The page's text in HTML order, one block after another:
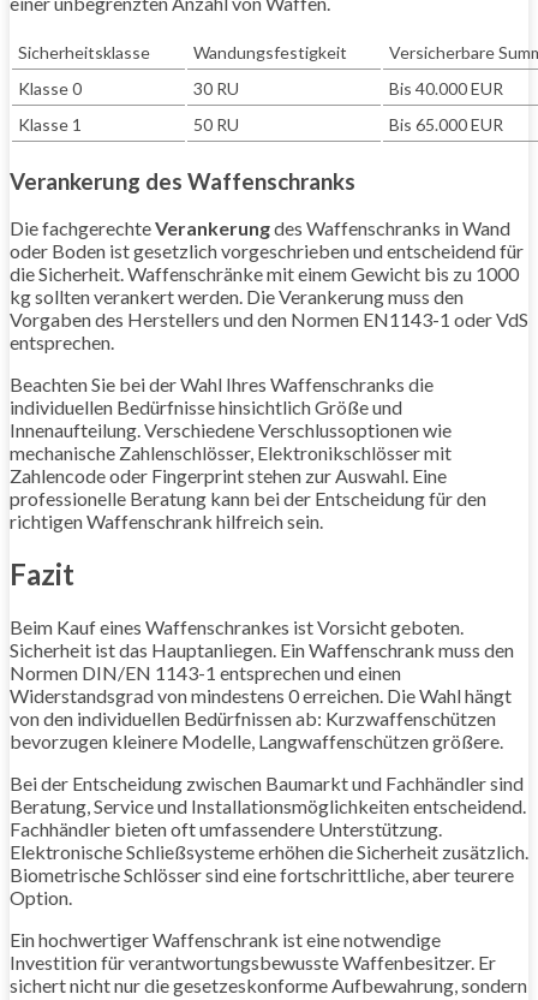
Sicherheitsklasse Wandungsfestigkeit
Versicherbare
Klasse 0
30 RU
Bis 40.000 EUR
Klasse 1
50 RU Bis 65.000 EUR
Verankerung des Waffenschranks
Die fachgerechteVerankerungdes Waffenschranks in Wand
oder Boden ist gesetzlich vorgeschrieben und entscheidend für
die Sicherheit. Waffenschränke mit einem Gewicht bis zu 1000
kg sollten verankert werden. Die Verankerung muss den
Vorgaben des Herstellers und den Normen EN1143-1 oder VdS
entsprechen.
Beachten Sie bei der Wahl Ihres Waffenschranks die
individuellen Bedürfnisse hinsichtlich Größe und
Innenaufteilung. Verschiedene Verschlussoptionen wie
mechanische Zahlenschlösser, Elektronikschlösser mit
Zahlencode oder Fingerprint stehen zur Auswahl. Eine
professionelle Beratung kann bei der Entscheidung für den
richtigen Waffenschrank hilfreich sein.
Fazit
Beim Kauf eines Waffenschrankes ist Vorsicht geboten.
Sicherheit ist das Hauptanliegen. Ein Waffenschrank muss den
Normen DIN/EN 1143-1 entsprechen und einen
Widerstandsgrad von mindestens 0 erreichen. Die Wahl hängt
von den individuellen Bedürfnissen ab: Kurzwaffenschützen
bevorzugen kleinere Modelle, Langwaffenschützen größere.
Bei der Entscheidung zwischen Baumarkt und Fachhändler sind
Beratung, Service und Installationsmöglichkeiten entscheidend.
Fachhändler bieten oft umfassendere Unterstützung.
Elektronische Schließsysteme erhöhen die Sicherheit zusätzlich.
Biometrische Schlösser sind eine fortschrittliche, aber teurere
Option.
Ein hochwertiger Waffenschrank ist eine notwendige
Investition für verantwortungsbewusste Waffenbesitzer. Er
sichert nicht nur die gesetzeskonforme Aufbewahrung, sondern